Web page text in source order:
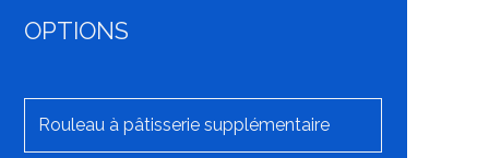
OPTIONS
Rouleau à pâtisserie supplémentaire